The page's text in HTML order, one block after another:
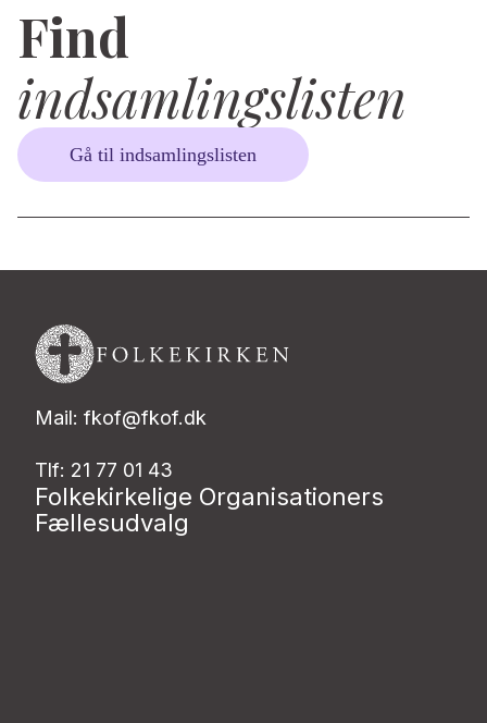
Find
indsamlingslisten
Gå til indsamlingslisten
Mail: fkof@fkof.dk
Tlf: 21 77 01 43
Folkekirkelige Organisationers
Fællesudvalg